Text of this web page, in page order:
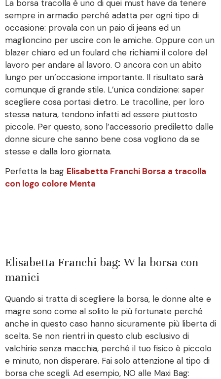
La borsa tracolla è uno di quei must have da tenere
sempre in armadio perché adatta per ogni tipo di
occasione: provala con un paio di jeans ed un
maglioncino per uscire con le amiche. Oppure con un
blazer chiaro ed un foulard che richiami il colore del
lavoro per andare al lavoro. O ancora con un abito
lungo per un’occasione importante. Il risultato sarà
comunque di grande stile. L’unica condizione: saper
scegliere cosa portasi dietro. Le tracolline, per loro
stessa natura, tendono infatti ad essere piuttosto
piccole. Per questo, sono l’accessorio prediletto dalle
donne sicure che sanno bene cosa vogliono da se
stesse e dalla loro giornata.
Perfetta la bag Elisabetta Franchi Borsa a tracolla
con logo colore Menta
Elisabetta Franchi bag: W la borsa con
manici
Quando si tratta di scegliere la borsa, le donne alte e
magre sono come al solito le più fortunate perché
anche in questo caso hanno sicuramente più liberta di
scelta. Se non rientri in questo club esclusivo di
valchirie senza macchia, perché il tuo fisico è piccolo
e minuto, non disperare. Fai solo attenzione al tipo di
borsa che scegli. Ad esempio, NO alle Maxi Bag: